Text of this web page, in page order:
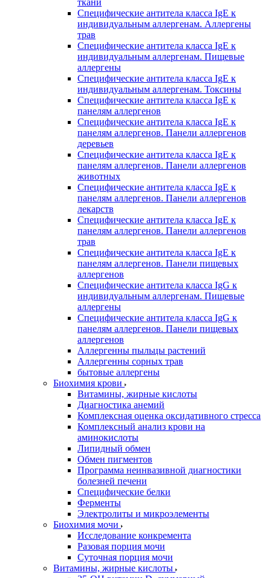
ткани
Специфические антитела класса IgE к
индивидуальным аллергенам. Аллергены
трав
Специфические антитела класса IgE к
индивидуальным аллергенам. Пищевые
аллергены
Специфические антитела класса IgE к
индивидуальным аллергенам. Токсины
Специфические антитела класса IgE к
панелям аллергенов
Специфические антитела класса IgE к
панелям аллергенов. Панели аллергенов
деревьев
Специфические антитела класса IgE к
панелям аллергенов. Панели аллергенов
животных
Специфические антитела класса IgE к
панелям аллергенов. Панели аллергенов
лекарств
Специфические антитела класса IgE к
панелям аллергенов. Панели аллергенов
трав
Специфические антитела класса IgE к
панелям аллергенов. Панели пищевых
аллергенов
Специфические антитела класса IgG к
индивидуальным аллергенам. Пищевые
аллергены
Специфические антитела класса IgG к
панелям аллергенов. Панели пищевых
аллергенов
Аллергенны пыльцы растений
Аллергенны сорных трав
бытовые аллергены
Биохимия крови
Витамины, жирные кислоты
Диагностика анемий
Комплексная оценка оксидативного стресса
Комплексный анализ крови на
аминокислоты
Липидный обмен
Обмен пигментов
Программа неинвазивной диагностики
болезней печени
Специфические белки
Ферменты
Электролиты и микроэлементы
Биохимия мочи
Исследование конкремента
Разовая порция мочи
Суточная порция мочи
Витамины, жирные кислоты